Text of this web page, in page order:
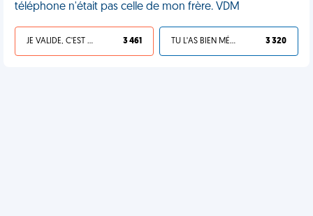
téléphone n'était pas celle de mon frère. VDM
JE VALIDE, C'EST UNE VDM 3 461 TU L'AS BIEN MÉRITÉ 3 320